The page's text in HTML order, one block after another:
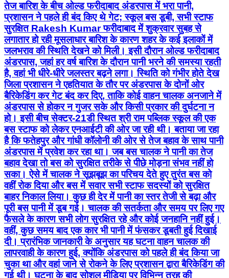
तेज बारिश के बीच ओल्ड फरीदाबाद अंडरपास में भरा पानी,
प्रशासन ने पहले ही बंद किए थे गेट; स्कूल बस डूबी, सभी स्टाफ
सुरक्षित Rakesh Kumar फरीदाबाद में शुक्रवार सुबह से
लगातार हो रही मूसलाधार बारिश के कारण शहर के कई इलाकों में
जलभराव की स्थिति देखने को मिली। इसी दौरान ओल्ड फरीदाबाद
अंडरपास, जहां हर वर्ष बारिश के दौरान पानी भरने की समस्या रहती
है, वहां भी धीरे-धीरे जलस्तर बढ़ने लगा। स्थिति को गंभीर होते देख
जिला प्रशासन ने एहतियात के तौर पर अंडरपास के दोनों ओर
बैरिकेडिंग कर गेट बंद कर दिए, ताकि कोई वाहन चालक अनजाने में
अंडरपास से होकर न गुजर सके और किसी प्रकार की दुर्घटना न
हो। इसी बीच सेक्टर-21डी स्थित श्री राम पब्लिक स्कूल की एक
बस स्टाफ को लेकर एनआईटी की ओर जा रही थी। बताया जा रहा
है कि फतेहपुर और गांधी कॉलोनी की ओर से तेज बहाव के साथ पानी
अंडरपास में प्रवेश कर रहा था। जब बस चालक ने पानी का तेज
बहाव देखा तो बस को सुरक्षित तरीके से पीछे मोड़ना संभव नहीं हो
सका। ऐसे में चालक ने सूझबूझ का परिचय देते हुए तुरंत बस को
वहीं रोक दिया और बस में सवार सभी स्टाफ सदस्यों को सुरक्षित
बाहर निकाल लिया। कुछ ही देर में पानी का स्तर तेजी से बढ़ा और
पूरी बस पानी में डूब गई। चालक की सतर्कता और समय पर लिए गए
फैसले के कारण सभी लोग सुरक्षित रहे और कोई जनहानि नहीं हुई।
वहीं, कुछ समय बाद एक कार भी पानी में फंसकर डूबती हुई दिखाई
दी। प्रारंभिक जानकारी के अनुसार यह घटना वाहन चालक की
लापरवाही के कारण हुई, क्योंकि अंडरपास को पहले ही बंद किया जा
चुका था और वहां जाने से रोकने के लिए प्रशासन द्वारा बैरिकेडिंग की
गई थी। घटना के बाद सोशल मीडिया पर विभिन्न तरह की